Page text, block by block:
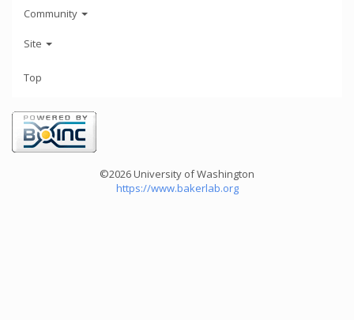
Community
Site
Top
©2026 University of Washington
https://www.bakerlab.org